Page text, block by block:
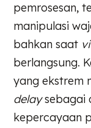
pemrosesan,
manipulasi
bahkan saat
berlangsung.
yang ekstrem
delaysebagai
kepercayaan